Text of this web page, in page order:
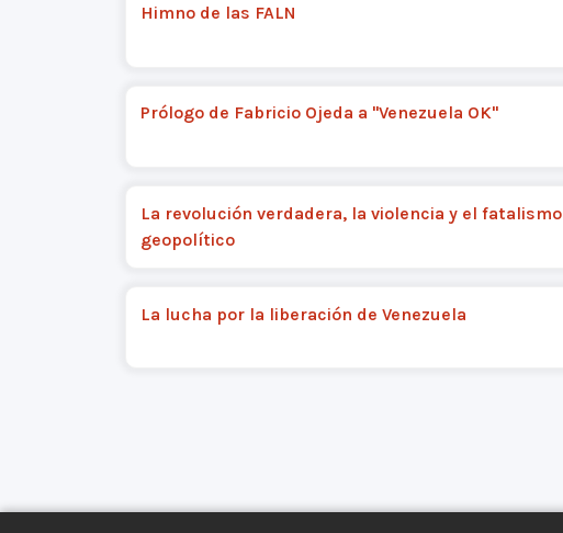
Himno de las FALN
Prólogo de Fabricio Ojeda a "Venezuela OK"
La revolución verdadera, la violencia y el fatalismo
geopolítico
La lucha por la liberación de Venezuela